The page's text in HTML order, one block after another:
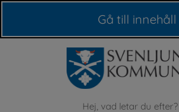
Gå till innehåll
Sök